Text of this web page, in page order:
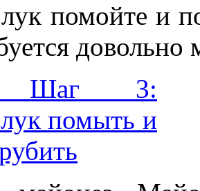
помойте и
довольно